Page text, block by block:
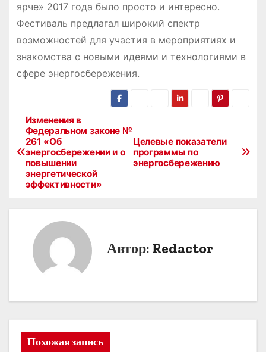
ярче» 2017 года было просто и интересно.
Фестиваль предлагал широкий спектр
возможностей для участия в мероприятиях и
знакомства с новыми идеями и технологиями в
сфере энергосбережения.
Н
а
в
Целевые показатели
программы по
энергосбережению
Изменения в
Федеральном законе №
261 «Об
энергосбережении и о
повышении
энергетической
эффективности»
Автор: Redactor
Похожая запись